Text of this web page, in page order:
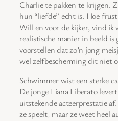
Charlie te pakken te krijgen.
hun “liefde” echt is. Hoe
Will en voor de kijker, vind ik
realistische manier in beeld
voorstellen dat zo’n jong
wel zelfbescherming dit niet
Schwimmer wist een sterke
De jonge Liana Liberato
uitstekende acteerprestatie
ze speelt, maar ze weet heel